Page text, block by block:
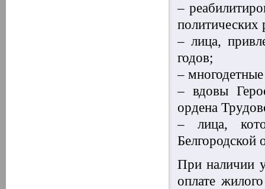
–
политических
– лица,
годов;
–
– вдовы
ордена
– лица,
Белгородской
При наличии
оплате